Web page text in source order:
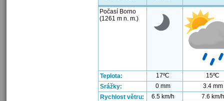
Počasí Borno
(1261 m n. m.)
Teplota: 17ºC
15ºC
Srážky:
0 mm
3.4 mm
Rychlost větru:
6.5 km/h
7.6 km/h